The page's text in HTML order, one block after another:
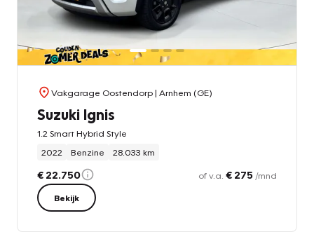
Vakgarage Oostendorp| Arnhem (GE)
Suzuki Ignis
1.2 Smart Hybrid Style
2022
Benzine 28.033 km
€ 22.750 of v.a. € 275 /mnd
Bekijk